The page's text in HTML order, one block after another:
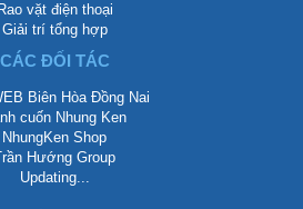
Rao vặt điện thoại
Giải trí tổng hợp
CÁC ĐỐI TÁC
Biên Hòa Đồng Nai
cuốn Nhung Ken
NhungKen Shop
Hướng Group
Updating...